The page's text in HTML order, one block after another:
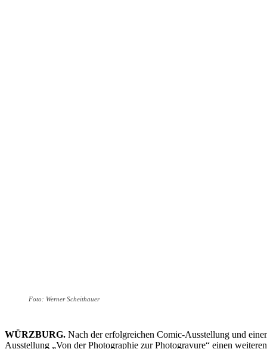
Foto: Werner Scheithauer
WÜRZBURG. Nach der erfolgreichen Comic-Ausstellung und
Ausstellung „Von der Photographie zur Photogravure“ einen